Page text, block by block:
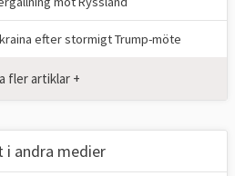
efter stormigt Trump-möte
fler artiklar +
i andra medier